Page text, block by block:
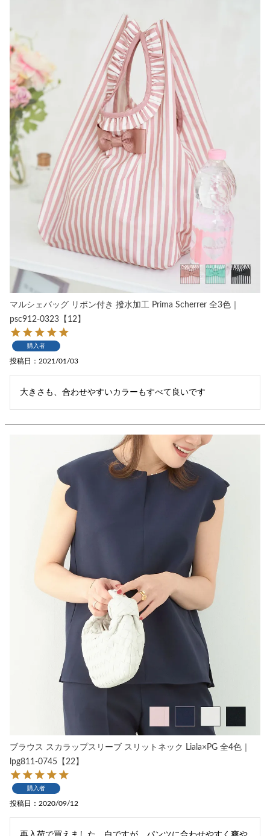
マルシェバッグ リボン付き 撥水加工 Prima Scherrer 全3色｜
psc912-0323【12】
購入者
投稿日 2021/01/03
大きさも、合わせやすいカラーもすべて良いです
ブラウス スカラップスリーブ スリットネック Liala×PG 全4色｜
lpg811-0745【22】
購入者
投稿日 2020/09/12